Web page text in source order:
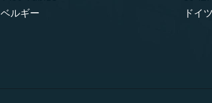
ベルギー
ドイツ